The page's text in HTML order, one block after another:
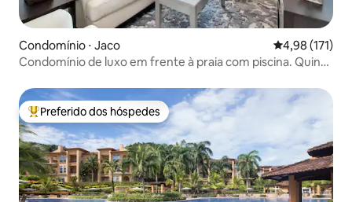
Condomínio ⋅ Jaco 4,98 de uma
4,98 (171)
Condomínio de luxo em frente à praia com piscina. Quinto
Entre os melhores preferidos dos hóspedes
Preferido dos hóspedes